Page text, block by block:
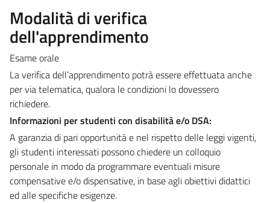
Modalità di verifica
dell'apprendimento
Esame orale
La verifica dell’apprendimento potrà essere effettuata anche
per via telematica, qualora le condizioni lo dovessero
richiedere.
Informazioni per studenti con disabilità e/o DSA:
A garanzia di pari opportunità e nel rispetto delle leggi vigenti,
gli studenti interessati possono chiedere un colloquio
personale in modo da programmare eventuali misure
compensative e/o dispensative, in base agli obiettivi didattici
ed alle specifiche esigenze.